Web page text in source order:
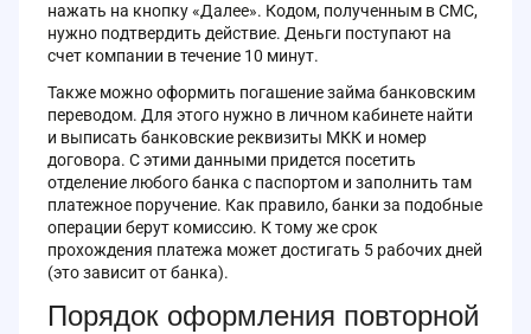
нажать на кнопку «Далее». Кодом, полученным в СМС,
нужно подтвердить действие. Деньги поступают на
счет компании в течение 10 минут.
Также можно оформить погашение займа банковским
переводом. Для этого нужно в личном кабинете найти
и выписать банковские реквизиты МКК и номер
договора. С этими данными придется посетить
отделение любого банка с паспортом и заполнить там
платежное поручение. Как правило, банки за подобные
операции берут комиссию. К тому же срок
прохождения платежа может достигать 5 рабочих дней
(это зависит от банка).
Порядок оформления повторной